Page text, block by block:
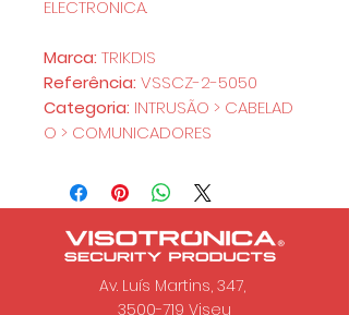
ELECTRONICA.
Marca: TRIKDIS
Referência: VSSCZ-2-5050
Categoria: INTRUSÃO > CABELAD
O > COMUNICADORES
Av. Luís Martins, 347,
3500-719 Viseu